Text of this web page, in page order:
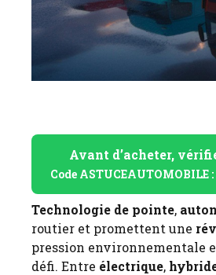
Avant d’acheter,
Code
Technologie de pointe,
routier et promettent une
pression environnementale
défi. Entre électrique,